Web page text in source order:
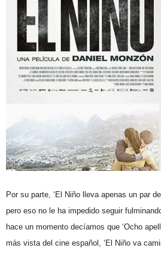
Por su parte, ‘El Niño lleva apenas un par
pero eso no le ha impedido seguir
hace un momento decíamos que ‘Ocho
más vista del cine español, ‘El Niño va